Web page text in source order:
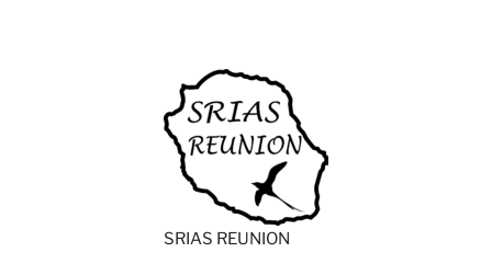
SRIAS REUNION